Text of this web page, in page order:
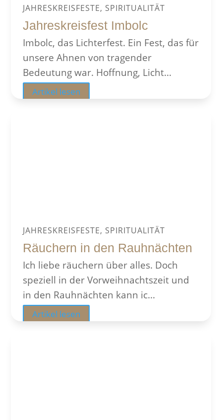
JAHRESKREISFESTE, SPIRITUALITÄT
Jahreskreisfest Imbolc
Imbolc, das Lichterfest. Ein Fest, das für
unsere Ahnen von tragender
Bedeutung war. Hoffnung, Licht...
Artikel lesen
JAHRESKREISFESTE, SPIRITUALITÄT
Räuchern in den Rauhnächten
Ich liebe räuchern über alles. Doch
speziell in der Vorweihnachtszeit und
in den Rauhnächten kann ic...
Artikel lesen